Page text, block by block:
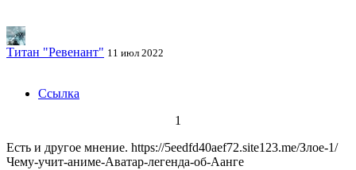
Титан "Ревенант" 11 июл 2022
Ссылка
1
Есть и другое мнение. https://5eedfd40aef72.site123.me/Злое-1/
Чему-учит-аниме-Аватар-легенда-об-Аанге